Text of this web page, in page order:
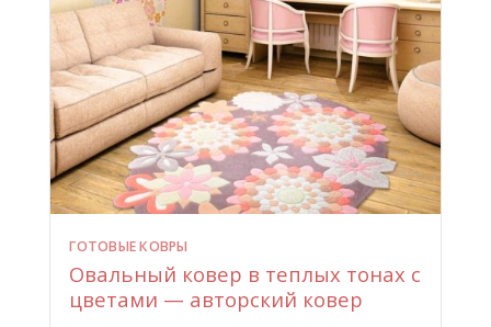
ГОТОВЫЕ КОВРЫ
Овальный ковер в теплых тонах с
цветами — авторский ковер